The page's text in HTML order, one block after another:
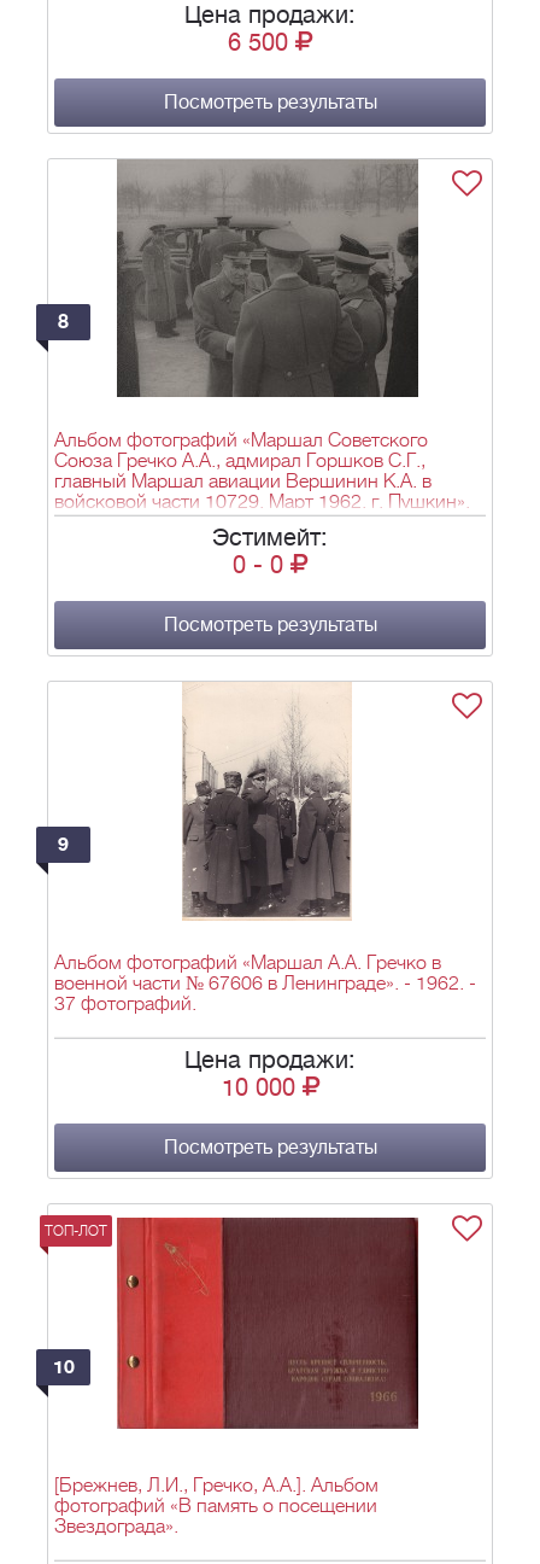
Цена продажи:
6 500
Посмотреть результаты
8
Альбом фотографий «Маршал Советского
Союза Гречко А.А., адмирал Горшков С.Г.,
главный Маршал авиации Вершинин К.А. в
войсковой части 10729. Март 1962. г. Пушкин».
Эстимейт:
0 - 0
Посмотреть результаты
9
Альбом фотографий «Маршал А.А. Гречко в
военной части № 67606 в Ленинграде». - 1962. -
37 фотографий.
Цена продажи:
10 000
Посмотреть результаты
ТОП-ЛОТ
10
[Брежнев, Л.И., Гречко, А.А.]. Альбом
фотографий «В память о посещении
Звездограда».